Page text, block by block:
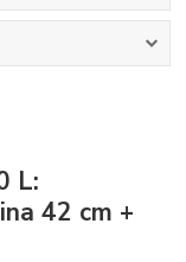
L:
42 cm +